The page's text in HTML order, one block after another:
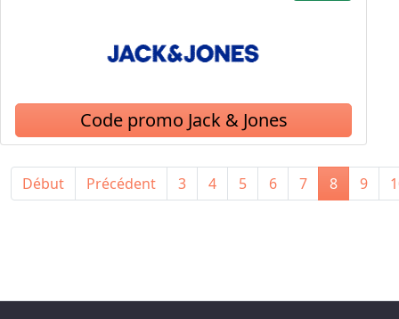
Code promo Jack & Jones
Début Précédent 3 4 5 6 7 8 9